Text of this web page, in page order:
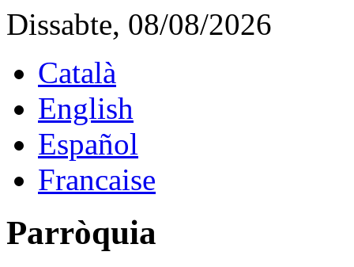
Dissabte, 08/08/2026
Català
English
Español
Francaise
Parròquia